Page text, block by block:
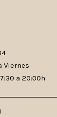
Viernes
a 20:00h